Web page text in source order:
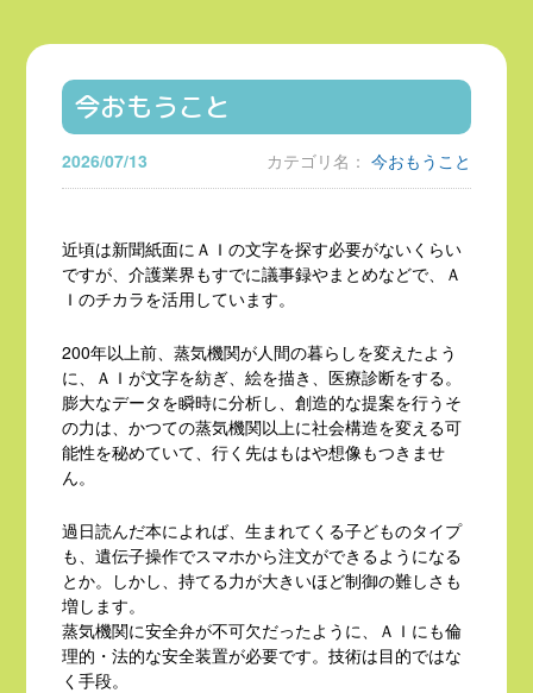
今おもうこと
2026/07/13 カテゴリ名： 今おもうこと
近頃は新聞紙面にＡＩの文字を探す必要がないくらい
ですが、介護業界もすでに議事録やまとめなどで、Ａ
Ｉのチカラを活用しています。
200年以上前、蒸気機関が人間の暮らしを変えたよう
に、ＡＩが文字を紡ぎ、絵を描き、医療診断をする。
膨大なデータを瞬時に分析し、創造的な提案を行うそ
の力は、かつての蒸気機関以上に社会構造を変える可
能性を秘めていて、行く先はもはや想像もつきませ
ん。
過日読んだ本によれば、生まれてくる子どものタイプ
も、遺伝子操作でスマホから注文ができるようになる
とか。しかし、持てる力が大きいほど制御の難しさも
増します。
蒸気機関に安全弁が不可欠だったように、ＡＩにも倫
理的・法的な安全装置が必要です。技術は目的ではな
く手段。